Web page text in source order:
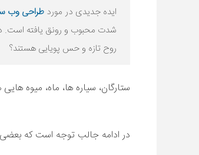
ایده جدیدی در موردطراحی وب
شدت محبوب و رونق یافته است.
روح تازه و حس پویایی هستند؟
ستارگان، سیاره ها، ماه، میوه
در ادامه جالب توجه است که